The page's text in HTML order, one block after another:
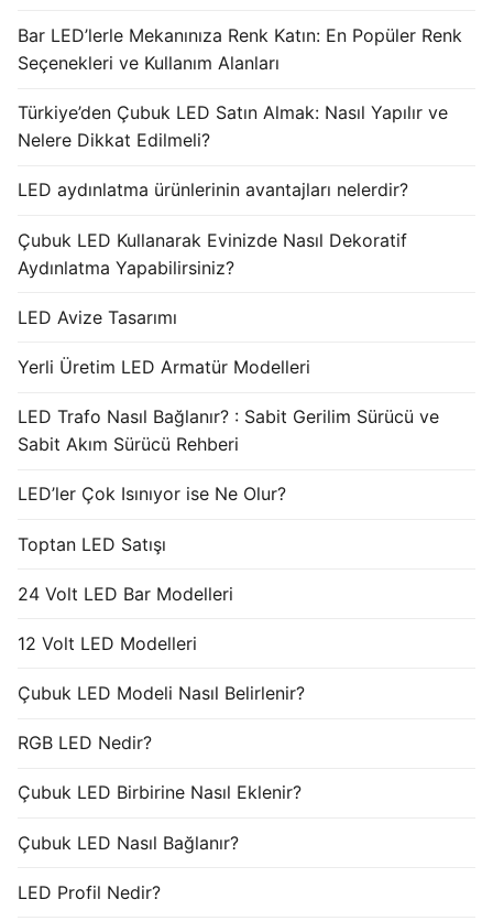
Bar LED’lerle Mekanınıza Renk Katın: En Popüler Renk
Seçenekleri ve Kullanım Alanları
Türkiye’den Çubuk LED Satın Almak: Nasıl Yapılır ve
Nelere Dikkat Edilmeli?
LED aydınlatma ürünlerinin avantajları nelerdir?
Çubuk LED Kullanarak Evinizde Nasıl Dekoratif
Aydınlatma Yapabilirsiniz?
LED Avize Tasarımı
Yerli Üretim LED Armatür Modelleri
LED Trafo Nasıl Bağlanır? : Sabit Gerilim Sürücü ve
Sabit Akım Sürücü Rehberi
LED’ler Çok Isınıyor ise Ne Olur?
Toptan LED Satışı
24 Volt LED Bar Modelleri
12 Volt LED Modelleri
Çubuk LED Modeli Nasıl Belirlenir?
RGB LED Nedir?
Çubuk LED Birbirine Nasıl Eklenir?
Çubuk LED Nasıl Bağlanır?
LED Profil Nedir?